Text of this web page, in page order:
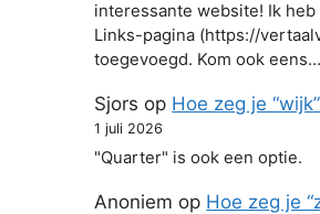
interessante website! Ik heb
Links-pagina (https://
toegevoegd. Kom ook eens…
Sjors op Hoe zeg je
1 juli 2026
"Quarter" is ook een optie.
Anoniem op Hoe zeg je